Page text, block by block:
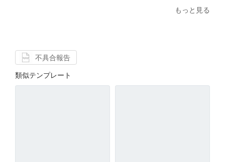
もっと見る
不具合報告
類似テンプレート